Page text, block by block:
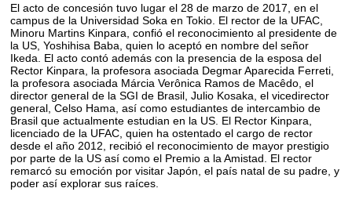
El acto de concesión tuvo lugar el 28 de marzo de 2017, en el
campus de la Universidad Soka en Tokio. El rector de la UFAC,
Minoru Martins Kinpara, confió el reconocimiento al presidente de
la US, Yoshihisa Baba, quien lo aceptó en nombre del señor
Ikeda. El acto contó además con la presencia de la esposa del
Rector Kinpara, la profesora asociada Degmar Aparecida Ferreti,
la profesora asociada Márcia Verônica Ramos de Macêdo, el
director general de la SGI de Brasil, Julio Kosaka, el vicedirector
general, Celso Hama, así como estudiantes de intercambio de
Brasil que actualmente estudian en la US. El Rector Kinpara,
licenciado de la UFAC, quien ha ostentado el cargo de rector
desde el año 2012, recibió el reconocimiento de mayor prestigio
por parte de la US así como el Premio a la Amistad. El rector
remarcó su emoción por visitar Japón, el país natal de su padre, y
poder así explorar sus raíces.